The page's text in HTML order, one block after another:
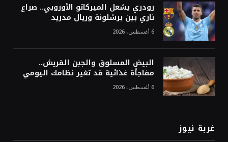
رودري يشعل الميركاتو الأوروبي.. صراع
ناري بين برشلونة وريال مدريد
6 أغسطس، 2026
البيض المسلوق والجبن القريش..
مفاجأة غذائية قد تغير نظامك اليومي
6 أغسطس، 2026
غربة نيوز